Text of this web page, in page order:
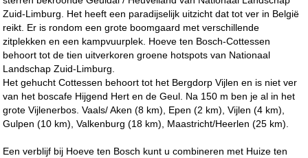
Zuid-Limburg. Het heeft een paradijselijk uitzicht dat tot ver in België
reikt. Er is rondom een grote boomgaard met verschillende
zitplekken en een kampvuurplek. Hoeve ten Bosch-Cottessen
behoort tot de tien uitverkoren groene hotspots van Nationaal
Landschap Zuid-Limburg.
Het gehucht Cottessen behoort tot het Bergdorp Vijlen en is niet ver
van het boscafe Hijgend Hert en de Geul. Na 150 m ben je al in het
grote Vijlenerbos. Vaals/ Aken (8 km), Epen (2 km), Vijlen (4 km),
Gulpen (10 km), Valkenburg (18 km), Maastricht/Heerlen (25 km).
Een verblijf bij Hoeve ten Bosch kunt u combineren met Huize ten